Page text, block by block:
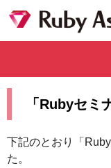
「Rubyセミ
下記のとおり「
た。